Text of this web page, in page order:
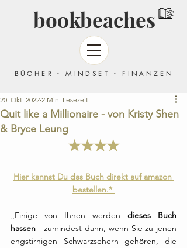
bookbeaches
BÜCHER - MINDSET - FINANZEN
Quit like a Millionaire - von Kristy Shen
& Bryce Leung
20. Okt. 2022 2 Min. Lesezeit
★★★★
Hier kannst Du das Buch direkt auf amazon
bestellen.*
„Einige von Ihnen werden dieses Buch
hassen - zumindest dann, wenn Sie zu jenen
engstirnigen Schwarzsehern gehören, die